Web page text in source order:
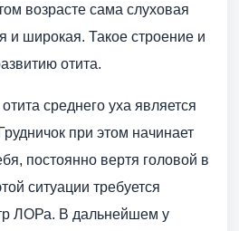
возрасте сама слуховая
и широкая. Такое строение и
отита.
среднего уха является
при этом начинает
постоянно вертя головой в
ситуации требуется
ЛОРа. В дальнейшем у